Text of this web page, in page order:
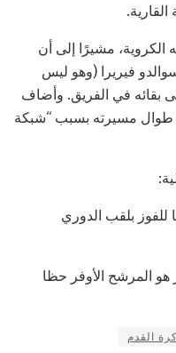
مشيرًا إلى أن
فيريرا (وهو ليس
بقائه في الفريق. وأضاف
طوال مسيرته بسبب “شبكة
للفوز بلقب الدوري
هو المرشح الأوفر حظا
كرة القدم